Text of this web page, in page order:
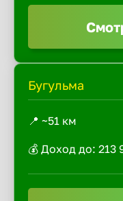
Бугульма
📍 ~51 км
💰 Доход до: 213